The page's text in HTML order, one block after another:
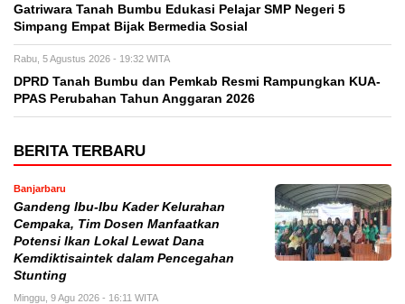
Gatriwara Tanah Bumbu Edukasi Pelajar SMP Negeri 5
Simpang Empat Bijak Bermedia Sosial
Rabu, 5 Agustus 2026 - 19:32 WITA
DPRD Tanah Bumbu dan Pemkab Resmi Rampungkan KUA-
PPAS Perubahan Tahun Anggaran 2026
BERITA TERBARU
Banjarbaru
Gandeng Ibu-Ibu Kader Kelurahan
Cempaka, Tim Dosen Manfaatkan
Potensi Ikan Lokal Lewat Dana
Kemdiktisaintek dalam Pencegahan
Stunting
Minggu, 9 Agu 2026 - 16:11 WITA